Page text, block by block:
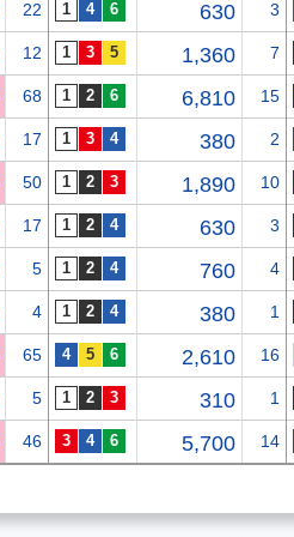
22 630 3
12 1,360 7
68 6,810 15
17 380 2
50 1,890 10
17 630 3
5 760 4
4 380 1
65 2,610 16
5 310 1
46 5,700 14